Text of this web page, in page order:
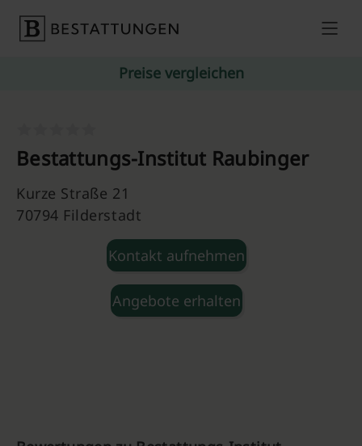
Preise vergleichen
Bestattungs-Institut Raubinger
Kurze Straße 21
70794 Filderstadt
Kontakt aufnehmen
Angebote erhalten